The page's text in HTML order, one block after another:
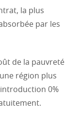
la plus
par les
de la pauvreté
région plus
0%